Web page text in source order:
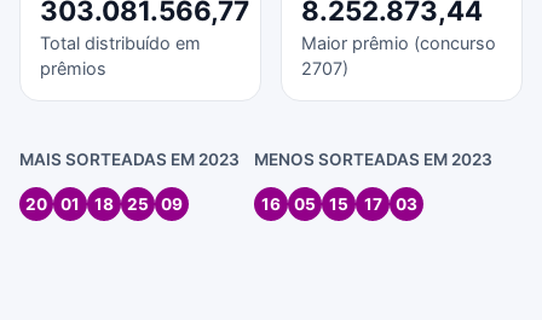
303.081.566,77
Total distribuído em
prêmios
8.252.873,44
Maior prêmio (concurso
2707)
MAIS SORTEADAS EM 2023
20 01 18 25 09
MENOS SORTEADAS EM 2023
16 05 15 17 03